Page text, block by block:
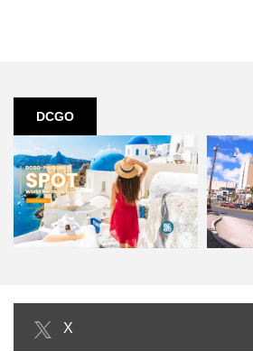
DCGO
【３分トリップ編】３分で分か
る！世界の絶景スポット｜YO…
X